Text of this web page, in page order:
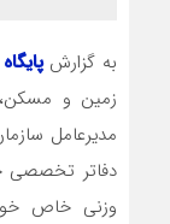
به گزارش
زمین و مسکن،
مدیرعامل
دفاتر تخصصی
وزنی خاص